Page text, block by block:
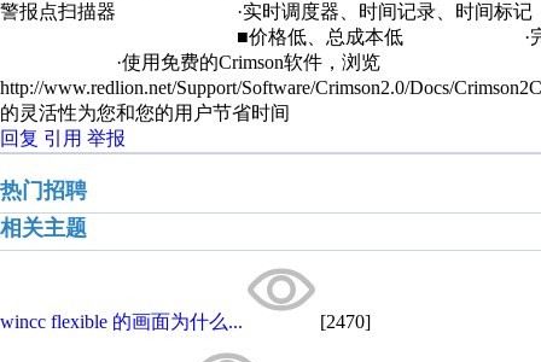
警报点扫描器 ·实时调度器、时间记录、时间标
■价格低、总成本低 ·完整配置的G303成
·使用免费的Crimson软件，浏览
http://www.redlion.net/Support/Software/Crimson2.0/
的灵活性为您和您的用户节省时间
回复 引用 举报
热门招聘
相关主题
wincc flexible 的画面为什么... [2470]